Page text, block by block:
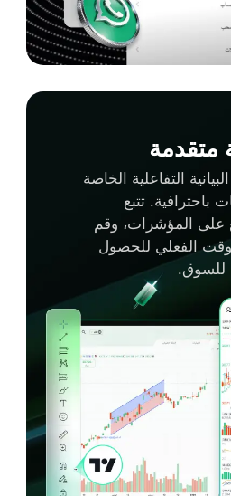
متقدمة
التفاعلية الخاصة
باحترافية. تتبع
على المؤشرات، وقم
الفعلي للحصول
للسوق.